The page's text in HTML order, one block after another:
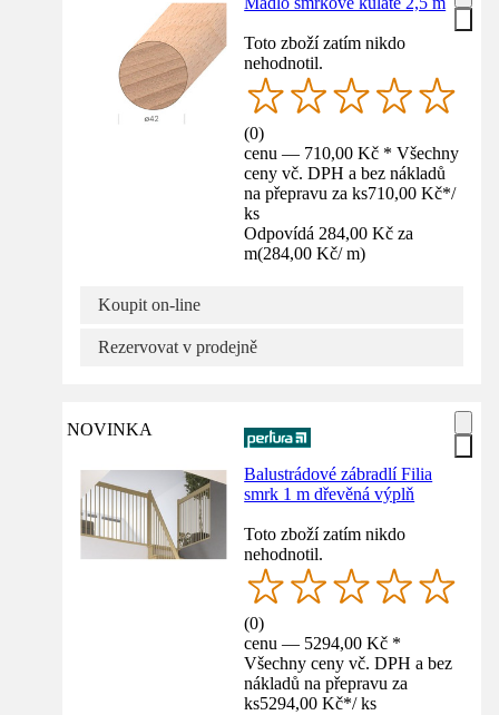
Toto zboží zatím nikdo
nehodnotil.
(0)
cenu — 710,00 Kč * Všechny
ceny vč. DPH a bez nákladů
na přepravu za ks710,00 Kč*/
ks
Odpovídá 284,00 Kč za
m(284,00 Kč/ m)
Koupit on-line
Rezervovat v prodejně
NOVINKA
Balustrádové zábradlí Filia
smrk 1 m dřevěná výplň
Toto zboží zatím nikdo
nehodnotil.
(0)
cenu — 5294,00 Kč *
Všechny ceny vč. DPH a bez
nákladů na přepravu za
ks5294,00 Kč*/ ks